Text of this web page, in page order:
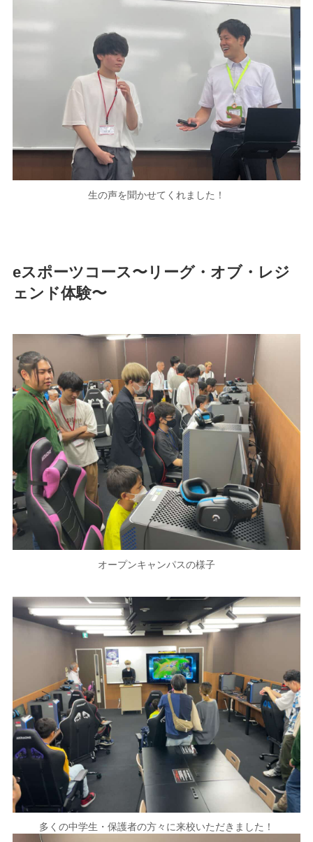
生の声を聞かせてくれました！
eスポーツコース〜リーグ・オブ・レジ
ェンド体験〜
オープンキャンパスの様子
多くの中学生・保護者の方々に来校いただきました！